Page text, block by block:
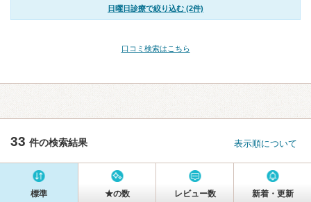
日曜日診療で絞り込む (2件)
口コミ検索はこちら
33 件の検索結果 表示順について
標準 ★の数 レビュー数 新着・更新